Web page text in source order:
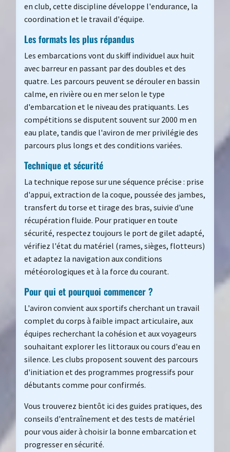
en club, cette discipline développe l'endurance, la
coordination et le travail d'équipe.
Les formats les plus répandus
Les embarcations vont du skiff individuel aux huit
avec barreur en passant par des doubles et des
quatre. Les parcours peuvent se dérouler en bassin
calme, en rivière ou en mer selon le type
d'embarcation et le niveau des pratiquants. Les
compétitions se disputent souvent sur 2000 m en
eau plate, tandis que l'aviron de mer privilégie des
parcours plus longs et des conditions variées.
Technique et sécurité
La technique repose sur une séquence précise : prise
d'appui, extraction de la coque, poussée des jambes,
transfert du torse et tirage des bras, suivie d'une
récupération fluide. Pour pratiquer en toute
sécurité, respectez toujours le port de gilet adapté,
vérifiez l'état du matériel (rames, sièges, flotteurs)
et adaptez la navigation aux conditions
météorologiques et à la force du courant.
Pour qui et pourquoi commencer ?
L'aviron convient aux sportifs cherchant un travail
complet du corps à faible impact articulaire, aux
équipes recherchant la cohésion et aux voyageurs
souhaitant explorer les littoraux ou cours d'eau en
silence. Les clubs proposent souvent des parcours
d'initiation et des programmes progressifs pour
débutants comme pour confirmés.
Vous trouverez bientôt ici des guides pratiques, des
conseils d'entraînement et des tests de matériel
pour vous aider à choisir la bonne embarcation et
progresser en sécurité.